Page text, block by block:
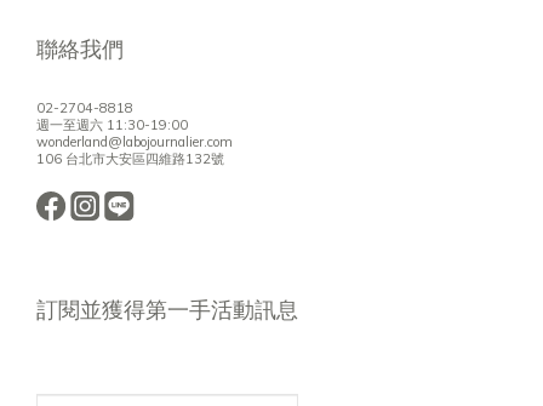
聯絡我們
02-2704-8818
週一至週六 11:30-19:00
wonderland@labojournalier.com
106 台北市大安區四維路132號
訂閱並獲得第一手活動訊息